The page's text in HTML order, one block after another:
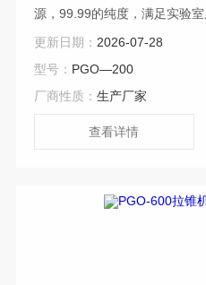
源，99.99的纯度，满足实验室
锥机的氧气供应。200-1000ml/
更新日期： 2026-07-28
型号： PGO—200
厂商性质： 生产厂家
查看详情